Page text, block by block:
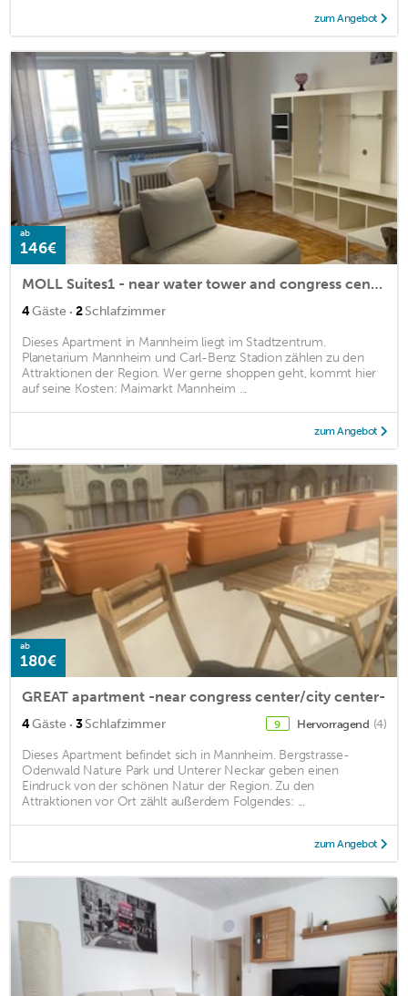
zum Angebot
ab
146€
MOLL Suites1 - near water tower and congress center
4Gäste · 2Schlafzimmer
Dieses Apartment in Mannheim liegt im Stadtzentrum.
Planetarium Mannheim und Carl-Benz Stadion zählen zu den
Attraktionen der Region. Wer gerne shoppen geht, kommt hier
auf seine Kosten: Maimarkt Mannheim ...
zum Angebot
ab
180€
GREAT apartment -near congress center/city center-
4Gäste · 3Schlafzimmer 9 Hervorragend (4)
Dieses Apartment befindet sich in Mannheim. Bergstrasse-
Odenwald Nature Park und Unterer Neckar geben einen
Eindruck von der schönen Natur der Region. Zu den
Attraktionen vor Ort zählt außerdem Folgendes: ...
zum Angebot